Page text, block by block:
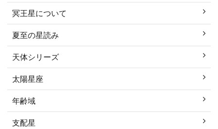
冥王星について
夏至の星読み
天体シリーズ
太陽星座
年齢域
支配星